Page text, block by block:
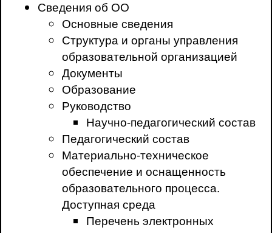
Сведения об ОО
Основные сведения
Структура и органы управления
образовательной организацией
Документы
Образование
Руководство
Научно-педагогический состав
Педагогический состав
Материально-техническое
обеспечение и оснащенность
образовательного процесса.
Доступная среда
Перечень электронных